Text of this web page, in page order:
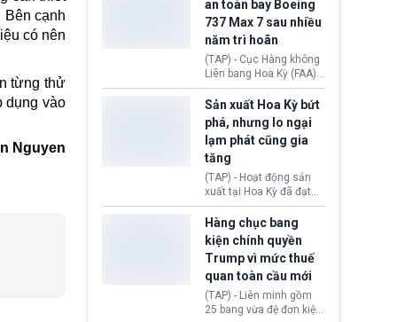
Bên cạnh
có nên
từng thử
dụng vào
Nguyen
lớn nhờ giá dầu tăng
mạnh suốt thời gian Hoa
Kỳ xảy ra xung đột ở
Iran. Trên cơ sở đó, lãnh
đạo Nhà Trắng kêu gọi
các doanh nghiệp cần
giảm giá bán cho người
tiêu dùng.
an toàn bay Boeing
737 Max 7 sau nhiều
năm trì hoãn
(TAP) - Cục Hàng không
Liên bang Hoa Kỳ (FAA)
vừa chính thức cấp
chứng nhận an toàn bay
cho Boeing 737 Max 7,
mẫu máy bay nhỏ nhất
trong dòng 737 Max
thuộc Boeing
Commercial Airplanes
(Boeing). Động thái này
chính thức khép lại gần
một thập kỷ trì hoãn chờ
các cuộc đánh giá
nghiêm ngặt.
Sản xuất Hoa Kỳ bứt
phá, nhưng lo ngại
lạm phát cũng gia
tăng
(TAP) - Hoạt động sản
xuất tại Hoa Kỳ đã đạt
tốc độ nhanh nhất trong
hơn 4 năm qua, cho
thấy nền kinh tế đang
phục hồi tích cực, bất
chấp tác động từ thuế
quan. Tuy nhiên, không
ít doanh nghiệp vẫn cảm
thấy áp lực lạm phát, bất
ổn địa chính trị hiện còn
Hàng chục bang
kiện chính quyền
Trump vì mức thuế
quan toàn cầu mới
(TAP) - Liên minh gồm
25 bang vừa đệ đơn kiện